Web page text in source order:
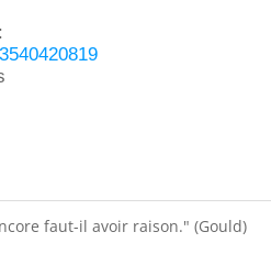
faut-il avoir raison." (Gould)